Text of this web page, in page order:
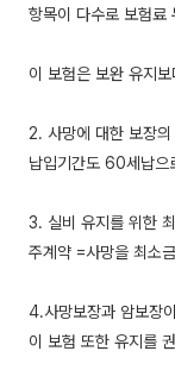
항목이 다수로 보험료
이 보험은 보완 유지
2. 사망에 대한 보장
납입기간도 60세납으
3. 실비 유지를 위한
주계약 =사망을 최소
4.사망보장과 암보장
이 보험 또한 유지를